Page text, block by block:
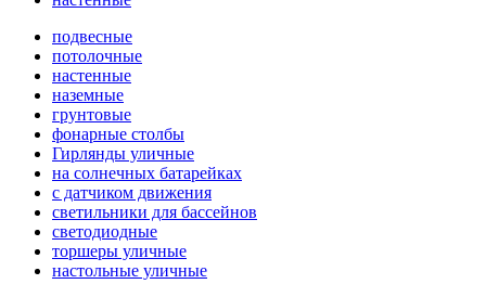
подвесные
потолочные
настенные
наземные
грунтовые
фонарные столбы
Гирлянды уличные
на солнечных батарейках
с датчиком движения
светильники для бассейнов
светодиодные
торшеры уличные
настольные уличные